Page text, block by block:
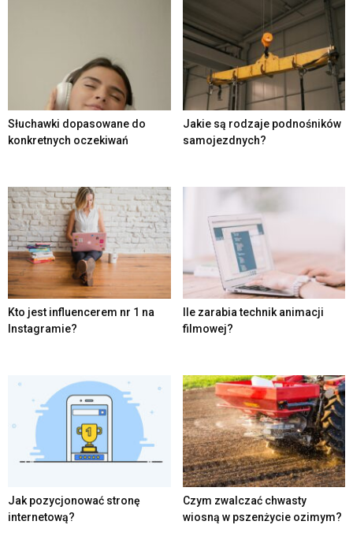
Słuchawki dopasowane do
konkretnych oczekiwań
Jakie są rodzaje podnośników
samojezdnych?
Kto jest influencerem nr 1 na
Instagramie?
Ile zarabia technik animacji
filmowej?
Jak pozycjonować stronę
internetową?
Czym zwalczać chwasty
wiosną w pszenżycie ozimym?